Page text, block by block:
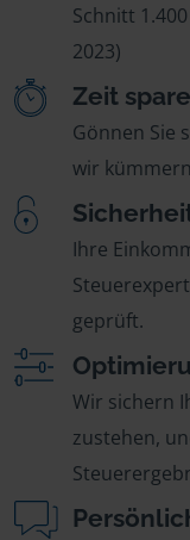
Schnitt
2023)
Zeit
Gönnen Sie
wir
Ihre
geprüft.
Wir sichern
zustehen,